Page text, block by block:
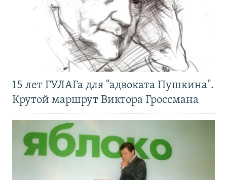
15 лет ГУЛАГа для "адвоката Пушкина".
Крутой маршрут Виктора Гроссмана